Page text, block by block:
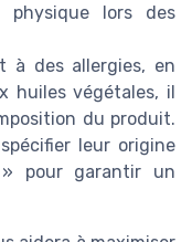
physique lors des
à des allergies, en
huiles végétales, il
du produit.
leur origine
pour garantir un